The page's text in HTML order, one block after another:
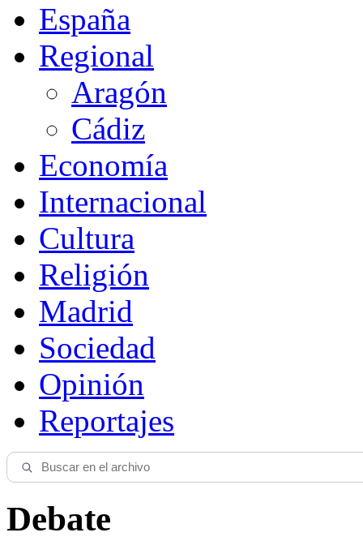
España
Regional
Aragón
Cádiz
Economía
Internacional
Cultura
Religión
Madrid
Sociedad
Opinión
Reportajes
Debate